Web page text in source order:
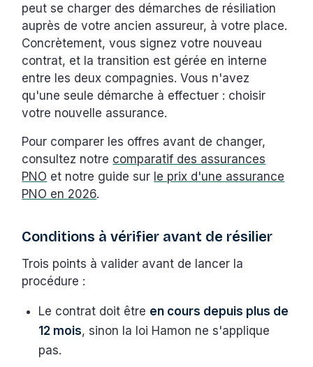
peut se charger des démarches de résiliation
auprès de votre ancien assureur, à votre place.
Concrètement, vous signez votre nouveau
contrat, et la transition est gérée en interne
entre les deux compagnies. Vous n'avez
qu'une seule démarche à effectuer : choisir
votre nouvelle assurance.
Pour comparer les offres avant de changer,
consultez notre comparatif des assurances
PNO et notre guide sur le prix d'une assurance
PNO en 2026.
Conditions à vérifier avant de résilier
Trois points à valider avant de lancer la
procédure :
Le contrat doit être en cours depuis plus de
12 mois, sinon la loi Hamon ne s'applique
pas.